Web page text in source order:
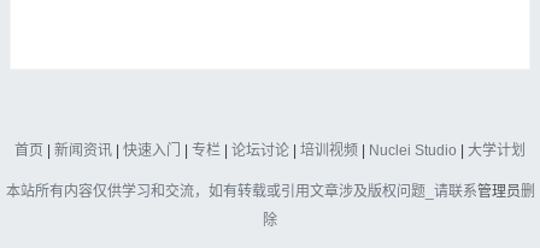
首页 新闻资讯 快速入门 专栏 论坛讨论 培训视频 Nuclei Studio 大学计划
本站所有内容仅供学习和交流，如有转载或引用文章涉及版权问题_请联系管理员删
除